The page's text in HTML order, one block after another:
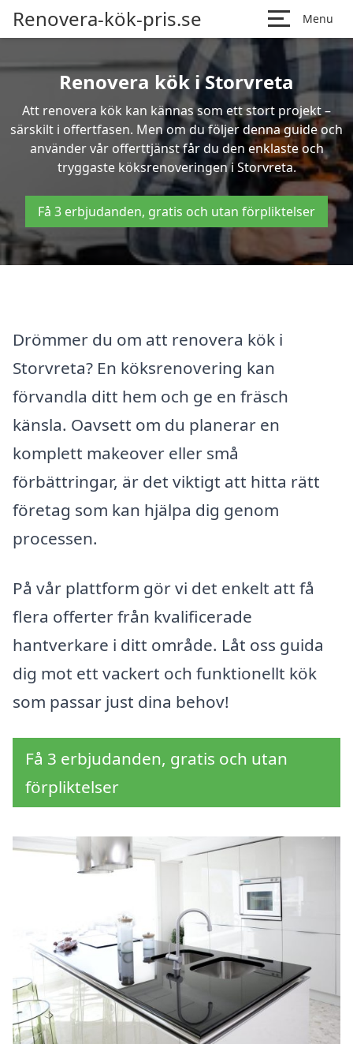
Renovera-kök-pris.se Menu
Renovera kök i Storvreta
Att renovera kök kan kännas som ett stort projekt –
särskilt i offertfasen. Men om du följer denna guide och
använder vår offerttjänst får du den enklaste och
tryggaste köksrenoveringen i Storvreta.
Få 3 erbjudanden, gratis och utan förpliktelser
Drömmer du om att renovera kök i
Storvreta? En köksrenovering kan
förvandla ditt hem och ge en fräsch
känsla. Oavsett om du planerar en
komplett makeover eller små
förbättringar, är det viktigt att hitta rätt
företag som kan hjälpa dig genom
processen.
På vår plattform gör vi det enkelt att få
flera offerter från kvalificerade
hantverkare i ditt område. Låt oss guida
dig mot ett vackert och funktionellt kök
som passar just dina behov!
Få 3 erbjudanden, gratis och utan
förpliktelser